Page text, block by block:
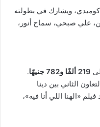
ويشارك في بطولته
علي صبحي، سماح أنور،
219 ألفًا و782 جنيهًا
.
الثاني بين دينا
«الهنا اللي أنا فيه»،